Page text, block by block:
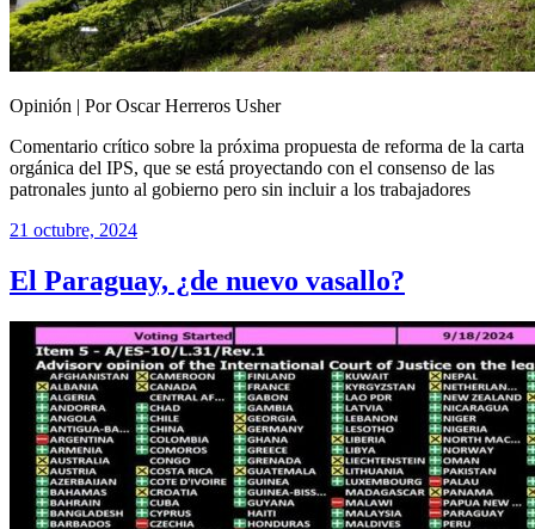
Opinión | Por Oscar Herreros Usher
Comentario crítico sobre la próxima propuesta de reforma de la carta
orgánica del IPS, que se está proyectando con el consenso de las
patronales junto al gobierno pero sin incluir a los trabajadores
21 octubre, 2024
El Paraguay, ¿de nuevo vasallo?